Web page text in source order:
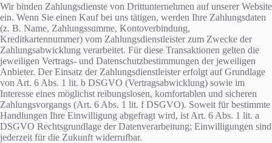
Wir binden Zahlungsdienste von Drittunternehmen auf unserer Website
ein. Wenn Sie einen Kauf bei uns tätigen, werden Ihre Zahlungsdaten
(z. B. Name, Zahlungssumme, Kontoverbindung,
Kreditkartennummer) vom Zahlungsdienstleister zum Zwecke der
Zahlungsabwicklung verarbeitet. Für diese Transaktionen gelten die
jeweiligen Vertrags- und Datenschutzbestimmungen der jeweiligen
Anbieter. Der Einsatz der Zahlungsdienstleister erfolgt auf Grundlage
von Art. 6 Abs. 1 lit. b DSGVO (Vertragsabwicklung) sowie im
Interesse eines möglichst reibungslosen, komfortablen und sicheren
Zahlungsvorgangs (Art. 6 Abs. 1 lit. f DSGVO). Soweit für bestimmte
Handlungen Ihre Einwilligung abgefragt wird, ist Art. 6 Abs. 1 lit. a
DSGVO Rechtsgrundlage der Datenverarbeitung; Einwilligungen sind
jederzeit für die Zukunft widerrufbar.